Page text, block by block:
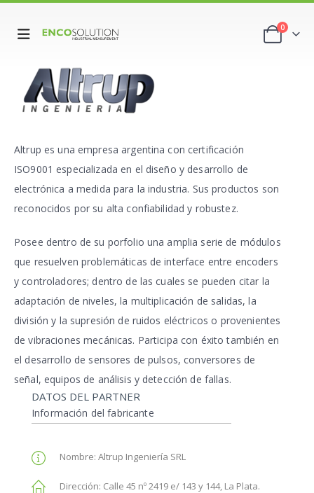
0
Altrup es una empresa argentina con certificación
ISO9001 especializada en el diseño y desarrollo de
electrónica a medida para la industria. Sus productos son
reconocidos por su alta confiabilidad y robustez.
Posee dentro de su porfolio una amplia serie de módulos
que resuelven problemáticas de interface entre encoders
y controladores; dentro de las cuales se pueden citar la
adaptación de niveles, la multiplicación de salidas, la
división y la supresión de ruidos eléctricos o provenientes
de vibraciones mecánicas. Participa con éxito también en
el desarrollo de sensores de pulsos, conversores de
señal, equipos de análisis y detección de fallas.
DATOS DEL PARTNER
Información del fabricante
Nombre: Altrup Ingeniería SRL
Dirección: Calle 45 nº 2419 e/ 143 y 144, La Plata.